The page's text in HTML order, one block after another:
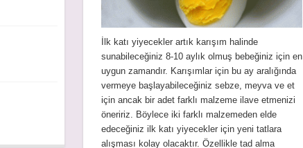
İlk katı yiyecekler artık karışım halinde
sunabileceğiniz 8-10 aylık olmuş bebeğiniz için en
uygun zamandır. Karışımlar için bu ay aralığında
vermeye başlayabileceğiniz sebze, meyva ve et
için ancak bir adet farklı malzeme ilave etmenizi
öneririz. Böylece iki farklı malzemeden elde
edeceğiniz ilk katı yiyecekler için yeni tatlara
alışması kolay olacaktır. Özellikle tad alma